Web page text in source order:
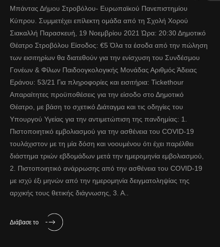
Μπάντας Δήμου Στροβόλου- Ευρωπαϊκού Πανεπιστημίου
Κύπρου. Συμμετέχει επίλεκτη ομάδα από τη Σχολή Χορού
Σιακαλλή Παρασκευή, 19 Νοεμβρίου 2021 Ώρα: 20:30 Δημοτικό
Θέατρο Στροβόλου Είσοδος: €5 Όλα τα έσοδα από την πώληση
των εισιτηρίων θα διατεθούν για την ενίσχυση του Συνδέσμου
Γονέων & Φίλων Παιδοογκολογικής Μονάδας Αριθμός Άδειας
Εράνου: 53/21 Για πληροφορίες και εισιτήρια: Tickethour
Απαραίτητες προϋποθέσεις για την είσοδο στο Δημοτικό
Θέατρο, με βάση το σχετικό Διάταγμα και τις οδηγίες του
Υπουργού Υγείας για την αντιμετώπιση της πανδημίας: 1.
Πιστοποιητικό εμβολιασμού για την ασθένεια του COVID-19
τουλάχιστον με τη μία δόση και νοουμένου ότι έχει παρέλθει
διάστημα τριών εβδομάδων μετά την ημερομηνία εμβολιασμού,
2. Πιστοποιητικό ανάρρωσης από την ασθένεια του COVID-19
με ισχύ έξι μηνών από την ημερομηνία δειγματοληψίας της
αρχικής τους θετικής διάγνωσης, 3. Α..
Διάβασε το